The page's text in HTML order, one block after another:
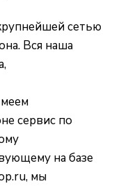
сетью
Вся наша
сервис по
на базе
мы